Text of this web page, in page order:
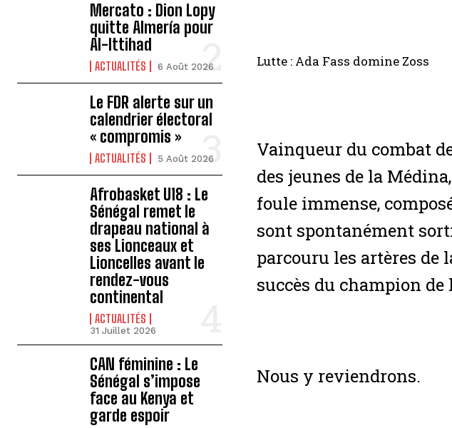
Mercato : Dion Lopy
quitte Almería pour
Al-Ittihad
ACTUALITÉS 6 Août 2026
Le FDR alerte sur un
calendrier électoral
« compromis »
ACTUALITÉS 5 Août 2026
Afrobasket U18 : Le
Sénégal remet le
drapeau national à
ses Lionceaux et
Lioncelles avant le
rendez-vous
continental
ACTUALITÉS
31 Juillet 2026
CAN féminine : Le
Sénégal s’impose
face au Kenya et
garde espoir
Lutte : Ada Fass domine Zoss
Vainqueur du combat
des jeunes de la
foule immense,
sont spontanément
parcouru les artères de
succès du champion de
Nous y reviendrons.